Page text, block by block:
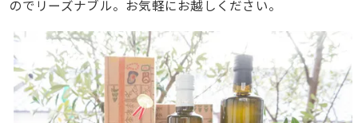
のでリーズナブル。お気軽にお越しください。